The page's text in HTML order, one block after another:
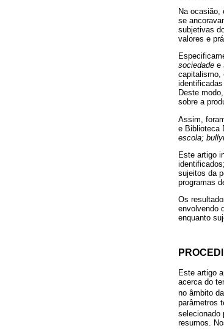
Na ocasião,
se
subjetivas
valores e
sociedade e
capitalismo,
Deste
sobre a
Assim,
e Biblioteca
escola;
Este artigo
sujeitos da
programas
Os
envolvendo
enquanto
Este artigo
acerca do
no âmbito
parâmetros
selecionado
resumos.